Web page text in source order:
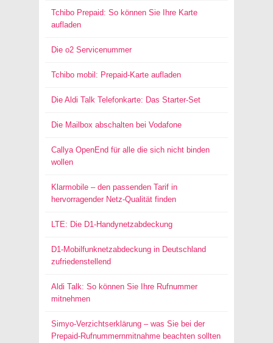
Tchibo Prepaid: So können Sie Ihre Karte
aufladen
Die o2 Servicenummer
Tchibo mobil: Prepaid-Karte aufladen
Die Aldi Talk Telefonkarte: Das Starter-Set
Die Mailbox abschalten bei Vodafone
Callya OpenEnd für alle die sich nicht binden
wollen
Klarmobile – den passenden Tarif in
hervorragender Netz-Qualität finden
LTE: Die D1-Handynetzabdeckung
D1-Mobilfunknetzabdeckung in Deutschland
zufriedenstellend
Aldi Talk: So können Sie Ihre Rufnummer
mitnehmen
Simyo-Verzichtserklärung – was Sie bei der
Prepaid-Rufnummernmitnahme beachten sollten